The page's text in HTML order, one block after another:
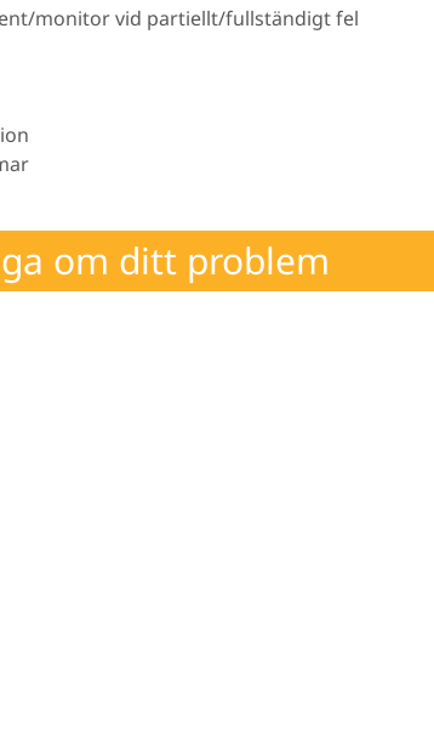
monitor vid partiellt/fullständigt fel
om ditt problem